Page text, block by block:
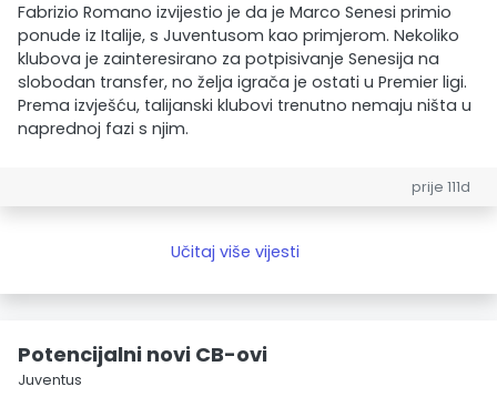
Fabrizio Romano izvijestio je da je Marco Senesi primio
ponude iz Italije, s Juventusom kao primjerom. Nekoliko
klubova je zainteresirano za potpisivanje Senesija na
slobodan transfer, no želja igrača je ostati u Premier ligi.
Prema izvješću, talijanski klubovi trenutno nemaju ništa u
naprednoj fazi s njim.
prije 111d
Učitaj više vijesti
Potencijalni novi CB-ovi
Juventus